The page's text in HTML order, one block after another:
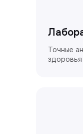
Точные
здоровья